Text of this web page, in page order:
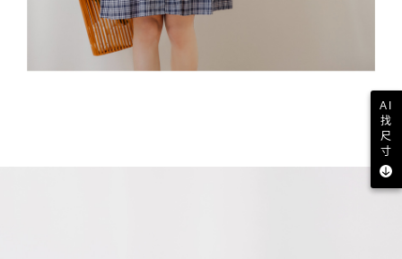
AI
找
尺
寸